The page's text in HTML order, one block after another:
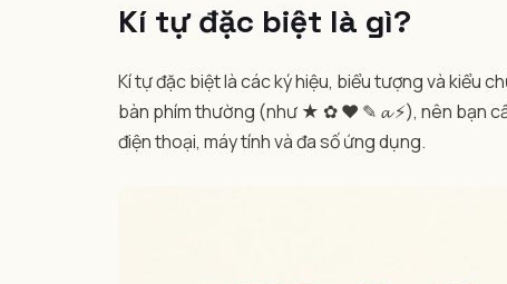
Kí tự đặc biệt là gì?
Kí tự đặc biệt là các ký hiệu, biểu tượng và kiểu
bàn phím thường (như ★ ✿ ♥ ✎ 𝓪 ⚡), nên bạn
điện thoại, máy tính và đa số ứng dụng.